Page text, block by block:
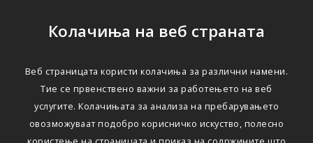
Колачиња на веб страната
Веб страницата користи колачиња за различни намени.
Тие се првенствено важни за работењето на веб
услугите. Колачињата за анализа на пребарувањето
овозможуваат подобро корисничко искуство, полесно
Едноставно преку
интернет